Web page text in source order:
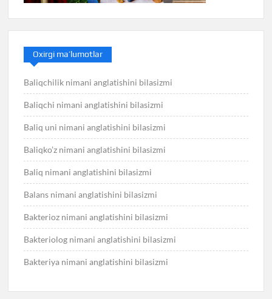
Oxirgi ma’lumotlar
Baliqchilik nimani anglatishini bilasizmi
Baliqchi nimani anglatishini bilasizmi
Baliq uni nimani anglatishini bilasizmi
Baliqko’z nimani anglatishini bilasizmi
Baliq nimani anglatishini bilasizmi
Balans nimani anglatishini bilasizmi
Bakterioz nimani anglatishini bilasizmi
Bakteriolog nimani anglatishini bilasizmi
Bakteriya nimani anglatishini bilasizmi